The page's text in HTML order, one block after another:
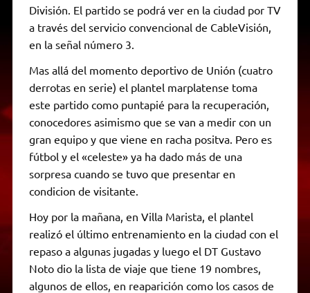
División. El partido se podrá ver en la ciudad por TV
a través del servicio convencional de CableVisión,
en la señal número 3.
Mas allá del momento deportivo de Unión (cuatro
derrotas en serie) el plantel marplatense toma
este partido como puntapié para la recuperación,
conocedores asimismo que se van a medir con un
gran equipo y que viene en racha positva. Pero es
fútbol y el «celeste» ya ha dado más de una
sorpresa cuando se tuvo que presentar en
condicion de visitante.
Hoy por la mañana, en Villa Marista, el plantel
realizó el último entrenamiento en la ciudad con el
repaso a algunas jugadas y luego el DT Gustavo
Noto dio la lista de viaje que tiene 19 nombres,
algunos de ellos, en reaparición como los casos de